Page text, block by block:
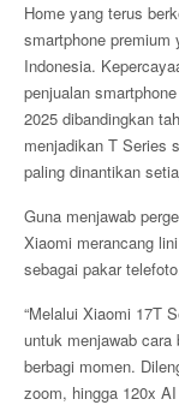
Home yang terus
smartphone premium
Indonesia.
penjualan
2025 dibandingkan
menjadikan T Series
paling dinantikan
Guna menjawab
Xiaomi merancang
sebagai pakar
“Melalui Xiaomi 17T
untuk menjawab
berbagi momen.
zoom, hingga 120x